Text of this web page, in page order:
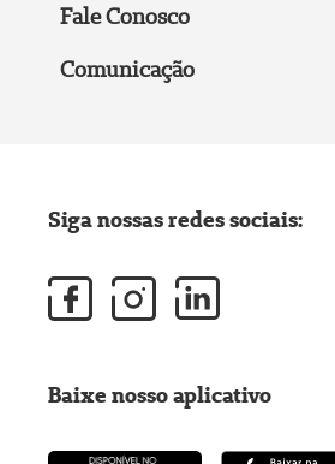
Fale Conosco
Comunicação
Siga nossas redes sociais:
Baixe nosso aplicativo